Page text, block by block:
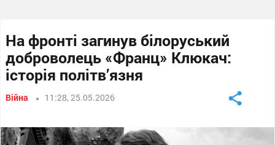
На фронті загинув білоруський
доброволець «Франц» Клюкач:
історія політв’язня
Війна 11:28, 25.05.2026